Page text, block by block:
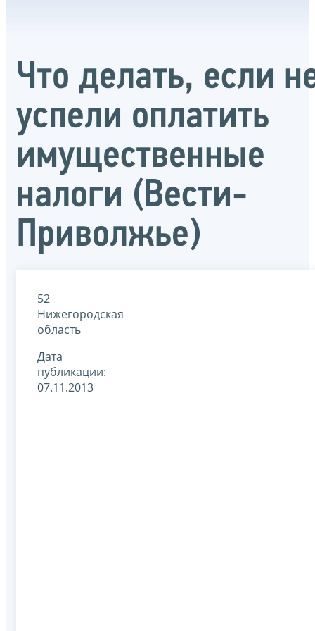
Что делать, если
успели оплатить
имущественные
налоги (Вести-
Приволжье)
52
Нижегородская
область
Дата
публикации:
07.11.2013